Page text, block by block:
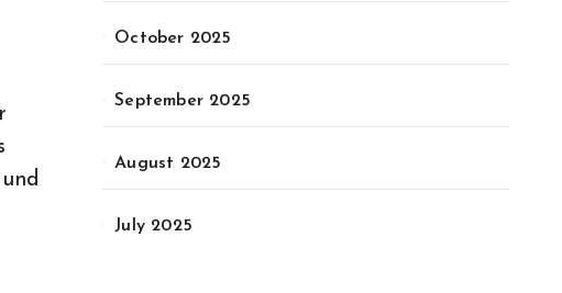
October 2025
September 2025
August 2025
July 2025